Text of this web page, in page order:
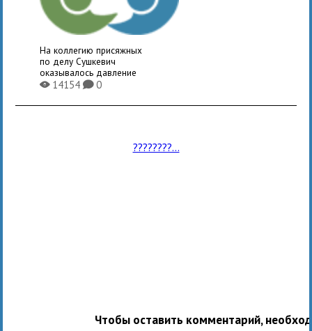
На коллегию присяжных
по делу Сушкевич
оказывалось давление
X14154K0
????????...
Чтобы оставить комментарий,